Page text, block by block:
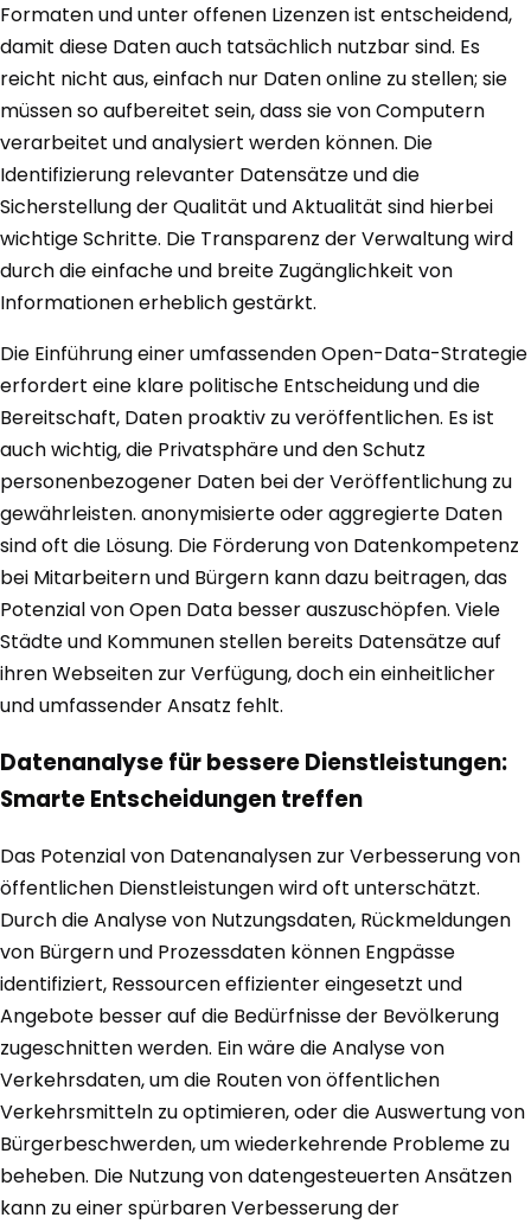
Formaten und unter offenen Lizenzen ist entscheidend,
damit diese Daten auch tatsächlich nutzbar sind. Es
reicht nicht aus, einfach nur Daten online zu stellen; sie
müssen so aufbereitet sein, dass sie von Computern
verarbeitet und analysiert werden können. Die
Identifizierung relevanter Datensätze und die
Sicherstellung der Qualität und Aktualität sind hierbei
wichtige Schritte. Die Transparenz der Verwaltung wird
durch die einfache und breite Zugänglichkeit von
Informationen erheblich gestärkt.
Die Einführung einer umfassenden Open-Data-Strategie
erfordert eine klare politische Entscheidung und die
Bereitschaft, Daten proaktiv zu veröffentlichen. Es ist
auch wichtig, die Privatsphäre und den Schutz
personenbezogener Daten bei der Veröffentlichung zu
gewährleisten. anonymisierte oder aggregierte Daten
sind oft die Lösung. Die Förderung von Datenkompetenz
bei Mitarbeitern und Bürgern kann dazu beitragen, das
Potenzial von Open Data besser auszuschöpfen. Viele
Städte und Kommunen stellen bereits Datensätze auf
ihren Webseiten zur Verfügung, doch ein einheitlicher
und umfassender Ansatz fehlt.
Datenanalyse für bessere Dienstleistungen:
Smarte Entscheidungen treffen
Das Potenzial von Datenanalysen zur Verbesserung von
öffentlichen Dienstleistungen wird oft unterschätzt.
Durch die Analyse von Nutzungsdaten, Rückmeldungen
von Bürgern und Prozessdaten können Engpässe
identifiziert, Ressourcen effizienter eingesetzt und
Angebote besser auf die Bedürfnisse der Bevölkerung
zugeschnitten werden. Ein wäre die Analyse von
Verkehrsdaten, um die Routen von öffentlichen
Verkehrsmitteln zu optimieren, oder die Auswertung von
Bürgerbeschwerden, um wiederkehrende Probleme zu
beheben. Die Nutzung von datengesteuerten Ansätzen
kann zu einer spürbaren Verbesserung der